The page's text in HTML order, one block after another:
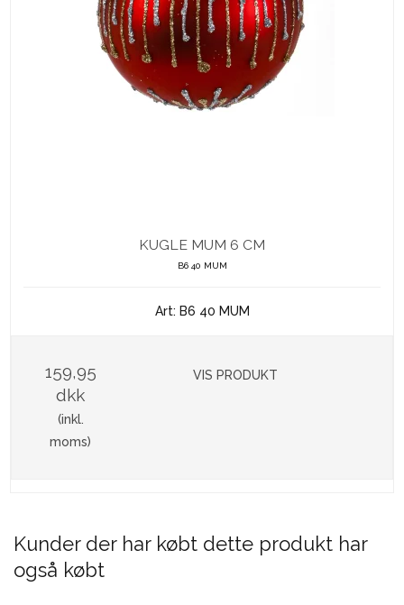
KUGLE MUM 6 CM
B6 40 MUM
Art: B6 40 MUM
159,95
dkk
(inkl.
moms)
VIS PRODUKT
Kunder der har købt dette produkt har
også købt